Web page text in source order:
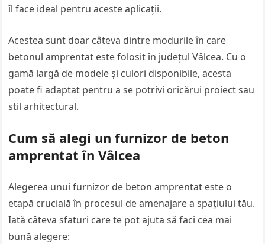
îl face ideal pentru aceste aplicații.
Acestea sunt doar câteva dintre modurile în care
betonul amprentat este folosit în județul Vâlcea. Cu o
gamă largă de modele și culori disponibile, acesta
poate fi adaptat pentru a se potrivi oricărui proiect sau
stil arhitectural.
Cum să alegi un furnizor de beton
amprentat în Vâlcea
Alegerea unui furnizor de beton amprentat este o
etapă crucială în procesul de amenajare a spațiului tău.
Iată câteva sfaturi care te pot ajuta să faci cea mai
bună alegere: